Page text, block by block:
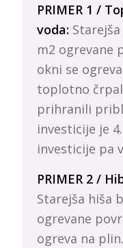
PRIMER 1 /
voda:
m2 ogrevane
okni se
toplotno
prihranili
investicije je
investicije pa
PRIMER 2 /
Starejša hiša
ogrevane
ogreva na